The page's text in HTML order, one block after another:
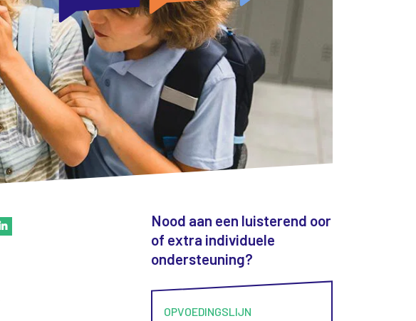
Nood aan een luisterend oor
of extra individuele
ondersteuning?
OPVOEDINGSLIJN